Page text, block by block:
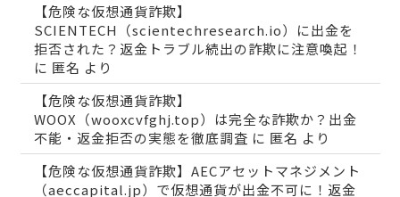
【危険な仮想通貨詐欺】
SCIENTECH（scientechresearch.io）に出金を
拒否された？返金トラブル続出の詐欺に注意喚起！
に 匿名 より
【危険な仮想通貨詐欺】
WOOX（wooxcvfghj.top）は完全な詐欺か？出金
不能・返金拒否の実態を徹底調査 に 匿名 より
【危険な仮想通貨詐欺】AECアセットマネジメント
（aeccapital.jp）で仮想通貨が出金不可に！返金